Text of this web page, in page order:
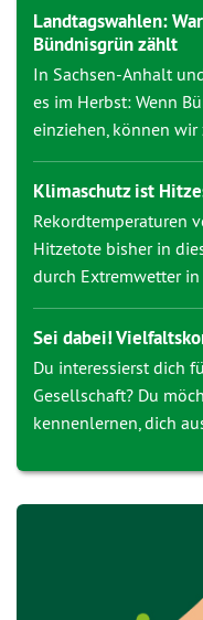
Landtagswahlen:
Bündnisgrün zählt
In Sachsen-Anhalt
es im Herbst: Wenn
einziehen, können
Klimaschutz ist
Rekordtemperaturen
Hitzetote bisher in
durch Extremwetter
Sei dabei!
Du interessierst dich
Gesellschaft? Du
kennenlernen, dich